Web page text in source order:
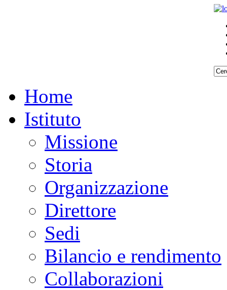
Home
Istituto
Missione
Storia
Organizzazione
Direttore
Sedi
Bilancio e rendimento
Collaborazioni